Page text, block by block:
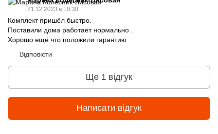
21.12.2023 в 10:30
Комплект пришёл быстро.
Поставили дома работает нормально .
Хорошо ещё что положили гарантию
Відповісти
Ще 1 відгук
Написати відгук